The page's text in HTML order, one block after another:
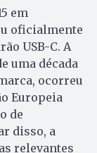
em
oficialmente
USB-C. A
uma década
ocorreu
Europeia
de
disso, a
relevantes